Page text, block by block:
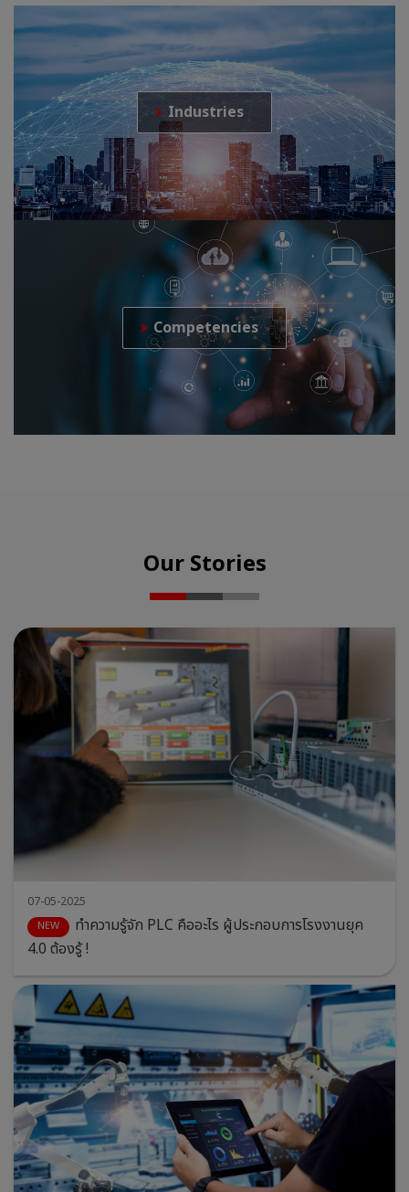
Industries
Competencies
Our Stories
07-05-2025
ทำความรู้จัก PLC คืออะไร ผู้ประกอบการโรงงานยุค
4.0 ต้องรู้ !